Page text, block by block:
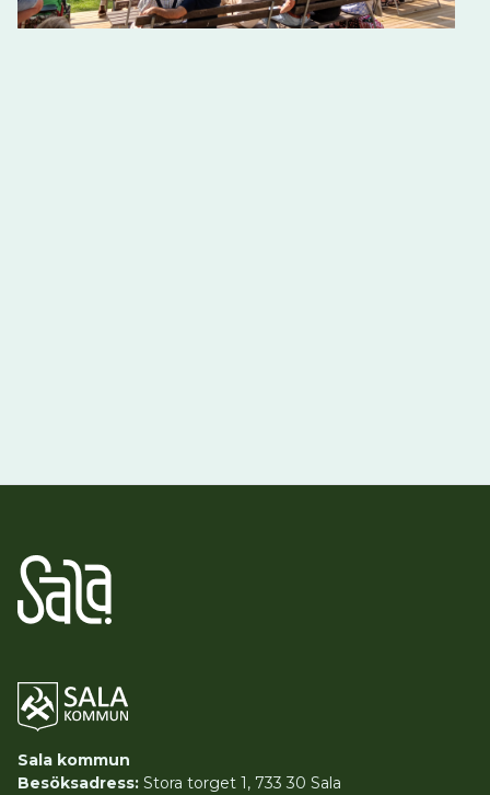
Sala kommun
Besöksadress: Stora torget 1, 733 30 Sala